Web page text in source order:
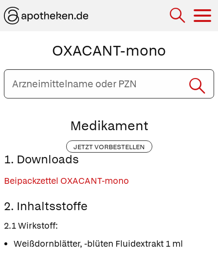
OXACANT-mono
Arzneimittelname
oder
PZN
Medikament
JETZT VORBESTELLEN
1. Downloads
Beipackzettel OXACANT-mono
2. Inhaltsstoffe
2.1 Wirkstoff:
Weißdornblätter, -blüten Fluidextrakt 1 ml